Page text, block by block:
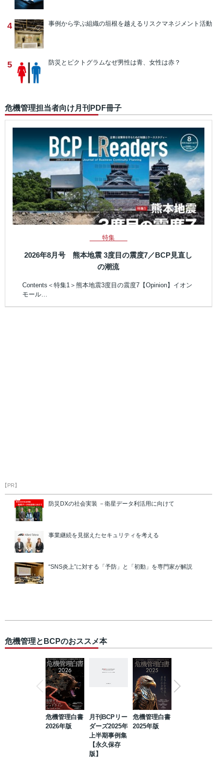
4 事例から学ぶ組織の垣根を越えるリスクマネジメント活動
5 防災とピクトグラムなぜ男性は青、女性は赤？
危機管理担当者向け月刊PDF冊子
特集
2026年8月号 熊本地震 3度目の震度7／BCP見直し
の潮流
Contents＜特集1＞熊本地震3度目の震度7【Opinion】イオン
モール…
【PR】
防災DXの社会実装 －衛星データ利活用に向けて
事業継続を見据えたセキュリティを考える
“SNS炎上”に対する「予防」と「初動」を専門家が解説
危機管理とBCPのおススメ本
危機管理白書
2026年版
月刊BCPリー
ダーズ2025年
上半期事例集
【永久保存
版】
危機管理白書
2025年版